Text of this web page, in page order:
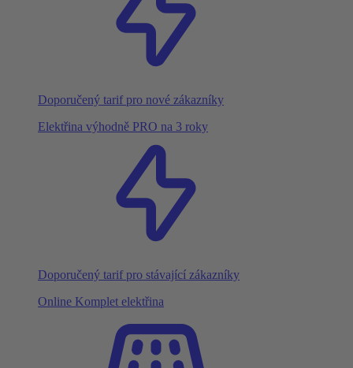
Doporučený tarif pro nové zákazníky
Elektřina výhodně PRO na 3 roky
Doporučený tarif pro stávající zákazníky
Online Komplet elektřina